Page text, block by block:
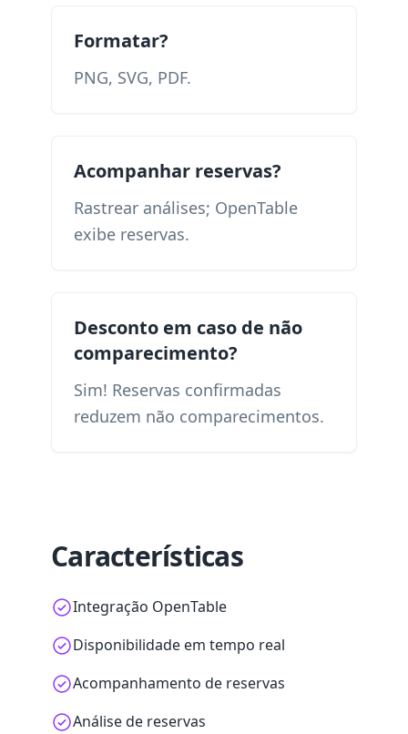
Formatar?
PNG, SVG, PDF.
Acompanhar reservas?
Rastrear análises; OpenTable
exibe reservas.
Desconto em caso de não
comparecimento?
Sim! Reservas confirmadas
reduzem não comparecimentos.
Características
Integração OpenTable
Disponibilidade em tempo real
Acompanhamento de reservas
Análise de reservas